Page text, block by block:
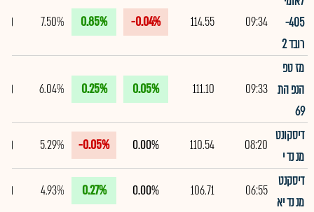
405-
רובד 2
09:34
114.55
-0.04%
0.85%
7.50%
מז טפ
הנפ הת
69
09:33
111.10
0.05%
0.25%
6.04%
דיסקונט
מנ נד י
08:20
110.54
0.00%
-0.05%
5.29%
דיסקנט
מנ נד יא
06:55
106.71
0.00%
0.27%
4.93%